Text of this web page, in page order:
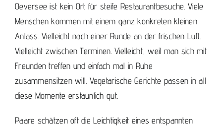
Oeversee ist kein Ort für steife Restaurantbesuche. Viele
Menschen kommen mit einem ganz konkreten kleinen
Anlass. Vielleicht nach einer Runde an der frischen Luft.
Vielleicht zwischen Terminen. Vielleicht, weil man sich mit
Freunden treffen und einfach mal in Ruhe
zusammensitzen will. Vegetarische Gerichte passen in all
diese Momente erstaunlich gut.
Paare schätzen oft die Leichtigkeit eines entspannten